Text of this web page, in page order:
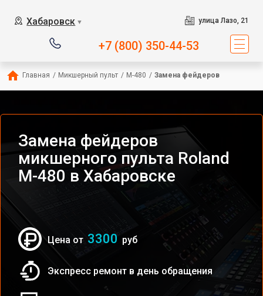
Хабаровск ▼ улица Лазо, 21
+7 (800) 350-44-53
Главная / Микшерный пульт / M-480 / Замена фейдеров
Замена фейдеров
микшерного пульта Roland
M-480 в Хабаровске
Цена от 3300 руб
Экспресс ремонт в день обращения